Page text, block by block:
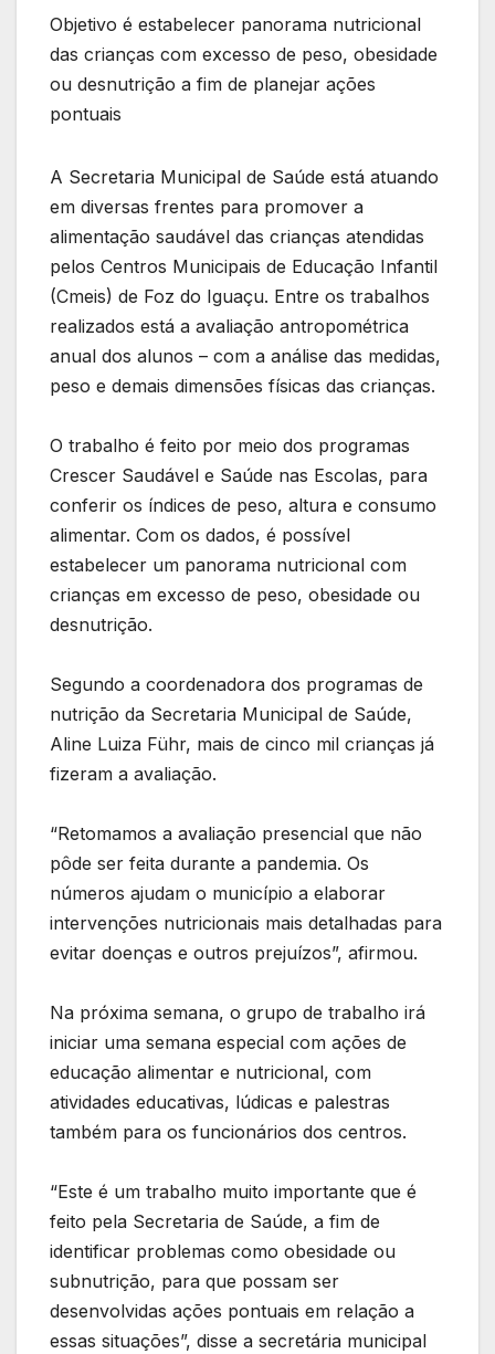
Objetivo é estabelecer panorama nutricional
das crianças com excesso de peso, obesidade
ou desnutrição a fim de planejar ações
pontuais
A Secretaria Municipal de Saúde está atuando
em diversas frentes para promover a
alimentação saudável das crianças atendidas
pelos Centros Municipais de Educação Infantil
(Cmeis) de Foz do Iguaçu. Entre os trabalhos
realizados está a avaliação antropométrica
anual dos alunos – com a análise das medidas,
peso e demais dimensões físicas das crianças.
O trabalho é feito por meio dos programas
Crescer Saudável e Saúde nas Escolas, para
conferir os índices de peso, altura e consumo
alimentar. Com os dados, é possível
estabelecer um panorama nutricional com
crianças em excesso de peso, obesidade ou
desnutrição.
Segundo a coordenadora dos programas de
nutrição da Secretaria Municipal de Saúde,
Aline Luiza Führ, mais de cinco mil crianças já
fizeram a avaliação.
“Retomamos a avaliação presencial que não
pôde ser feita durante a pandemia. Os
números ajudam o município a elaborar
intervenções nutricionais mais detalhadas para
evitar doenças e outros prejuízos”, afirmou.
Na próxima semana, o grupo de trabalho irá
iniciar uma semana especial com ações de
educação alimentar e nutricional, com
atividades educativas, lúdicas e palestras
também para os funcionários dos centros.
“Este é um trabalho muito importante que é
feito pela Secretaria de Saúde, a fim de
identificar problemas como obesidade ou
subnutrição, para que possam ser
desenvolvidas ações pontuais em relação a
essas situações”, disse a secretária municipal